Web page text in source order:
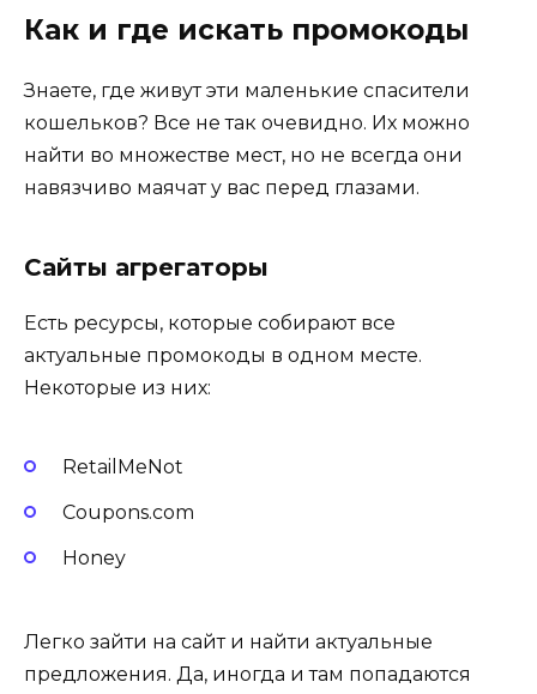
Как и где искать промокоды
Знаете, где живут эти маленькие спасители
кошельков? Все не так очевидно. Их можно
найти во множестве мест, но не всегда они
навязчиво маячат у вас перед глазами.
Сайты агрегаторы
Есть ресурсы, которые собирают все
актуальные промокоды в одном месте.
Некоторые из них:
RetailMeNot
Coupons.com
Honey
Легко зайти на сайт и найти актуальные
предложения. Да, иногда и там попадаются